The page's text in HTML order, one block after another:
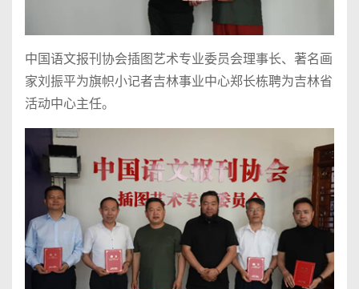
中国语文报刊协会插图艺术专业委员会理事长、著名画
家刘振平为旗帜小记者吉林事业中心郑长栋聘为吉林省
活动中心主任。